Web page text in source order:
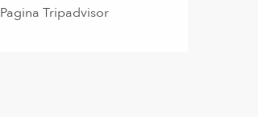
Pagina Tripadvisor